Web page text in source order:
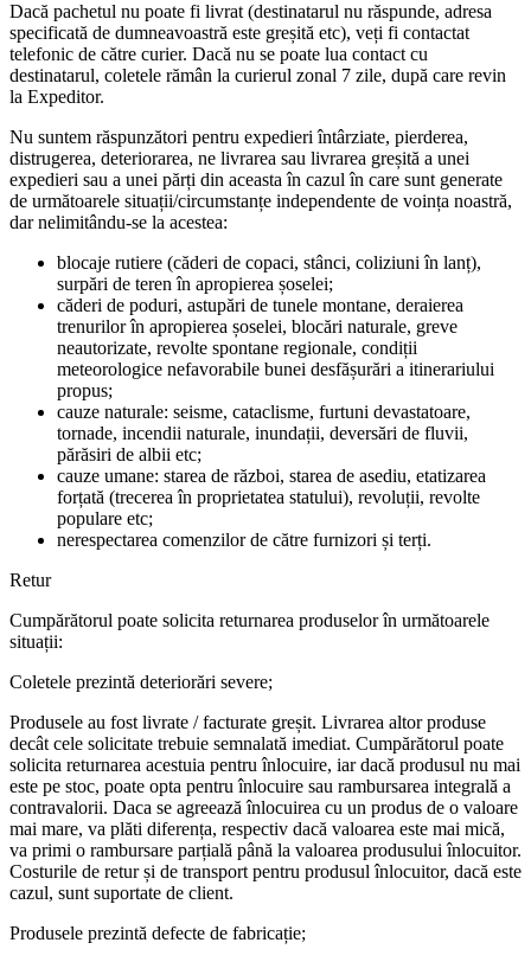
Dacă pachetul nu poate fi livrat (destinatarul nu răspunde, adresa
specificată de dumneavoastră este greșită etc), veți fi contactat
telefonic de către curier. Dacă nu se poate lua contact cu
destinatarul, coletele rămân la curierul zonal 7 zile, după care revin
la Expeditor.
Nu suntem răspunzători pentru expedieri întârziate, pierderea,
distrugerea, deteriorarea, ne livrarea sau livrarea greșită a unei
expedieri sau a unei părți din aceasta în cazul în care sunt generate
de următoarele situații/circumstanțe independente de voința noastră,
dar nelimitându-se la acestea:
blocaje rutiere (căderi de copaci, stânci, coliziuni în lanț),
surpări de teren în apropierea șoselei;
căderi de poduri, astupări de tunele montane, deraierea
trenurilor în apropierea șoselei, blocări naturale, greve
neautorizate, revolte spontane regionale, condiții
meteorologice nefavorabile bunei desfășurări a itinerariului
propus;
cauze naturale: seisme, cataclisme, furtuni devastatoare,
tornade, incendii naturale, inundații, deversări de fluvii,
părăsiri de albii etc;
cauze umane: starea de război, starea de asediu, etatizarea
forțată (trecerea în proprietatea statului), revoluții, revolte
populare etc;
nerespectarea comenzilor de către furnizori și terți.
Retur
Cumpărătorul poate solicita returnarea produselor în următoarele
situații:
Coletele prezintă deteriorări severe;
Produsele au fost livrate / facturate greșit. Livrarea altor produse
decât cele solicitate trebuie semnalată imediat. Cumpărătorul poate
solicita returnarea acestuia pentru înlocuire, iar dacă produsul nu mai
este pe stoc, poate opta pentru înlocuire sau rambursarea integrală a
contravalorii. Daca se agreează înlocuirea cu un produs de o valoare
mai mare, va plăti diferența, respectiv dacă valoarea este mai mică,
va primi o rambursare parțială până la valoarea produsului înlocuitor.
Costurile de retur și de transport pentru produsul înlocuitor, dacă este
cazul, sunt suportate de client.
Produsele prezintă defecte de fabricație;